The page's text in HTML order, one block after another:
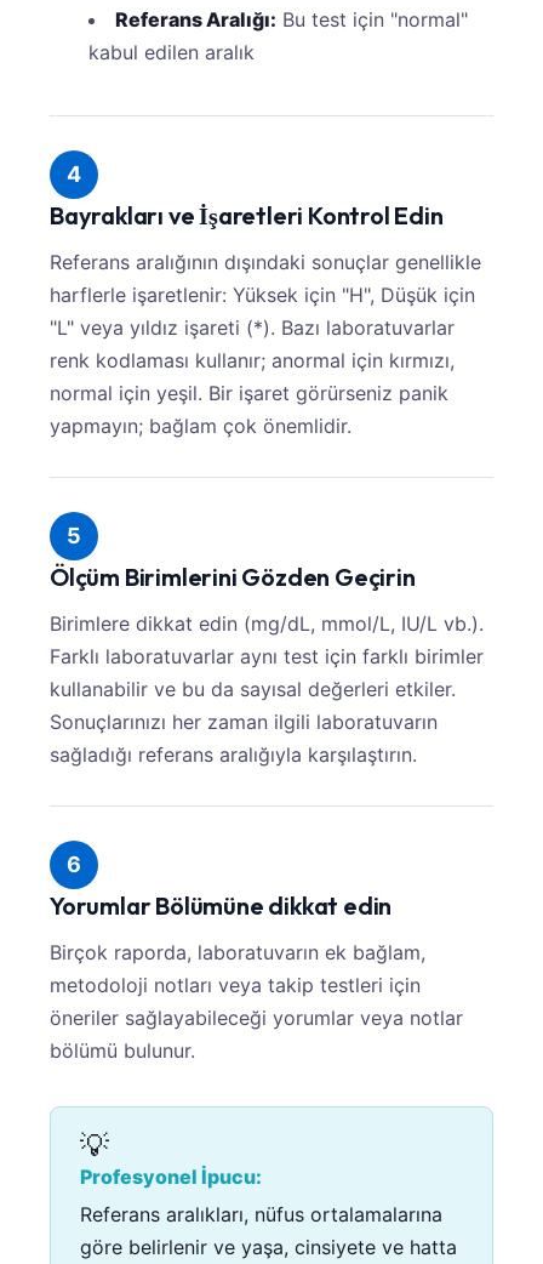
Referans Aralığı: Bu test için "normal"
kabul edilen aralık
4
Bayrakları ve İşaretleri Kontrol Edin
Referans aralığının dışındaki sonuçlar genellikle
harflerle işaretlenir: Yüksek için "H", Düşük için
"L" veya yıldız işareti (*). Bazı laboratuvarlar
renk kodlaması kullanır; anormal için kırmızı,
normal için yeşil. Bir işaret görürseniz panik
yapmayın; bağlam çok önemlidir.
5
Ölçüm Birimlerini Gözden Geçirin
Birimlere dikkat edin (mg/dL, mmol/L, IU/L vb.).
Farklı laboratuvarlar aynı test için farklı birimler
kullanabilir ve bu da sayısal değerleri etkiler.
Sonuçlarınızı her zaman ilgili laboratuvarın
sağladığı referans aralığıyla karşılaştırın.
6
Yorumlar Bölümüne dikkat edin
Birçok raporda, laboratuvarın ek bağlam,
metodoloji notları veya takip testleri için
öneriler sağlayabileceği yorumlar veya notlar
bölümü bulunur.
💡
Profesyonel İpucu:
Referans aralıkları, nüfus ortalamalarına
göre belirlenir ve yaşa, cinsiyete ve hatta